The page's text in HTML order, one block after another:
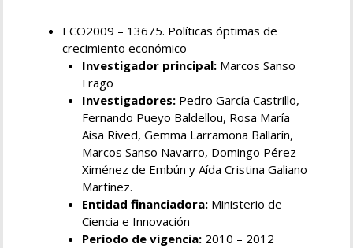
ECO2009 – 13675. Políticas óptimas de
crecimiento económico
Investigador principal: Marcos Sanso
Frago
Investigadores: Pedro García Castrillo,
Fernando Pueyo Baldellou, Rosa María
Aisa Rived, Gemma Larramona Ballarín,
Marcos Sanso Navarro, Domingo Pérez
Ximénez de Embún y Aída Cristina Galiano
Martínez.
Entidad financiadora: Ministerio de
Ciencia e Innovación
Período de vigencia: 2010 – 2012